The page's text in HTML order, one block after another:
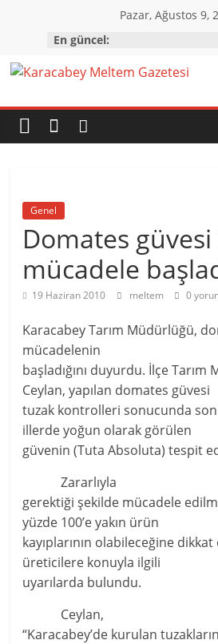
Pazar, Ağustos 9,
En güncel:
Karacabey
Meltem
Karacabey'in
gözü,
dili…
Genel
Domates
mücadele
19 Haziran 2010 meltem 0
Karacabey Tarım Müdürlüğü,
mücadelenin
başladığını duyurdu. İlçe
Ceylan, yapılan domates güvesi
tuzak kontrolleri sonucunda son
illerde yoğun olarak görülen
güvenin (Tuta Absoluta) tespit
Zararlıyla
gerektiği şekilde mücadele
yüzde 100’e yakın ürün
kayıplarının olabileceğine
üreticilere konuyla ilgili
uyarılarda bulundu.
Ceylan,
“Karacabey’de kurulan